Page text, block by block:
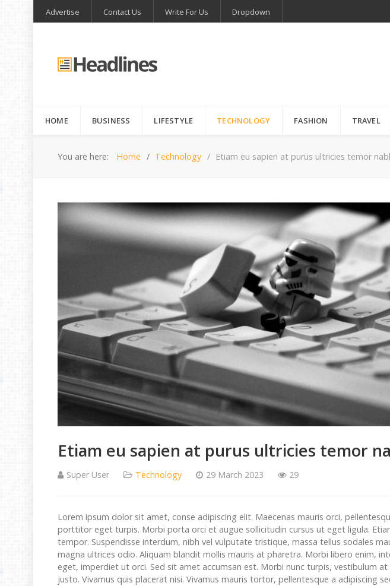
Advertise Contact Us Write For Us Dropdown
HOME BUSINESS LIFESTYLE TECHNOLOGY FASHION TRAVEL
You are here: Home Technology Etiam eu sapien at purus ultricies temor
Etiam eu sapien at purus ultricies temor
Super User Technology 29 March 2023 29
Lorem ipsum dolor sit amet, conse adipiscing elit. Maecenas mauris orci,
porttitor eget turpis. Morbi porta orci et augue sollicitudin cursus ut eget ligula.
tempor. Suspendisse interdum, nibh vel vulputate tristique, massa tellus sodales
magna ultrices odio. Aliquam blandit mollis mauris at pharetra. Morbi libero enim,
eget, imperdiet ut orci. Sed sit amet accumsan est. Morbi nunc turpis, vestibulum
justo. Vivamus quis placerat nisi. Vivamus mauris tortor, pellentesque a adipiscing